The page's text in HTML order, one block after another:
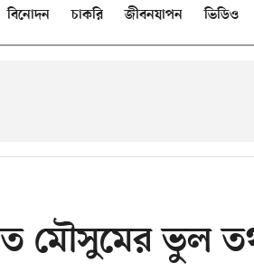
বিনোদন চাকরি জীবনযাপন ভিডিও
মৌসুমের ভুল